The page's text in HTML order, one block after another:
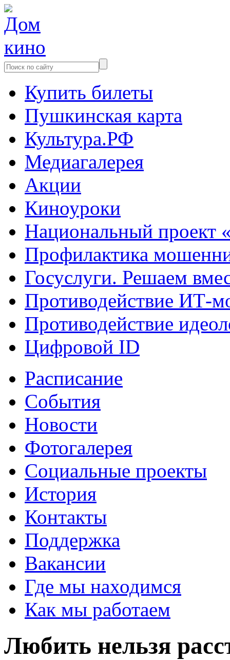
Купить билеты
Пушкинская карта
Культура.РФ
Медиагалерея
Акции
Киноуроки
Национальный проект
Профилактика
Госуслуги. Решаем
Противодействие ИТ-
Противодействие
Цифровой ID
Расписание
События
Новости
Фотогалерея
Социальные проекты
История
Контакты
Поддержка
Вакансии
Где мы находимся
Как мы работаем
Любить нельзя